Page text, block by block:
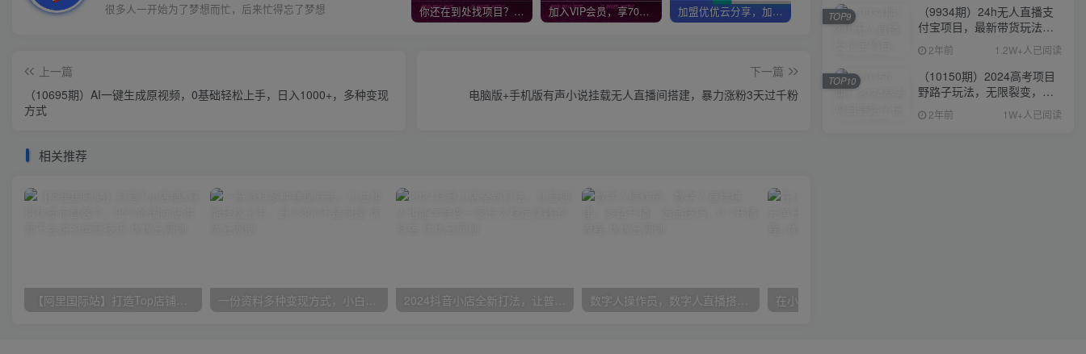
很多人一开始为了梦想而忙，后来忙得忘了梦想 你还在到处找项目？还在当韭菜？我靠网创资源站一个月收入5万+，曾经我也是个失败者。 加入VIP会员，享70%的推广提成，免费学习多种网上创业课程，菜鸟秒变大神！ 加盟优优云分享，加盟搭建同款知识付费资源网站，实现长期稳定被动收入~ 优优云分享【VIP会员专属交流群】
上一篇
（10695期）AI一键生成原视频，0基础轻松上手，日入1000+，多种变现
方式
下一篇
电脑版+手机版有声小说挂载无人直播间搭建，暴力涨粉3天过千粉
相关推荐
【阿里国际站】打造Top店铺&获得优质询盘客户，​95%的国际站讲师不会说的运营技巧 一份资料多种变现方式，小白也能轻松上手，日入800不是问题 2024抖音小店全新打法，让普通人也能学会做一家长久稳定赚钱的抖店 数字人操作员，数字人直播搭建、多路开播、选品技巧，0-1开播流程
（9934期）24h无人直播支
付宝项目，最新带货玩法，
纯躺赚实测日入500+
2年前 1.2W+人已阅读
TOP9
（10150期）2024高考项目
野路子玩法，无限裂变，最
高一天1W＋！
2年前 1W+人已阅读
TOP10